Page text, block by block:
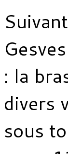
: la
divers
sous